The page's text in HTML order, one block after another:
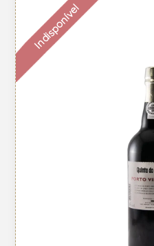
Indisponível